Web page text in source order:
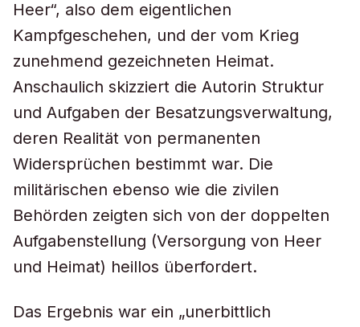
Heer“, also dem eigentlichen
Kampfgeschehen, und der vom Krieg
zunehmend gezeichneten Heimat.
Anschaulich skizziert die Autorin Struktur
und Aufgaben der Besatzungsverwaltung,
deren Realität von permanenten
Widersprüchen bestimmt war. Die
militärischen ebenso wie die zivilen
Behörden zeigten sich von der doppelten
Aufgabenstellung (Versorgung von Heer
und Heimat) heillos überfordert.
Das Ergebnis war ein „unerbittlich